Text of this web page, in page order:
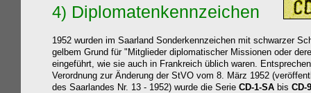
4) Diplomatenkennzeichen
1952 wurden im Saarland Sonderkennzeichen mit schwarzer
gelbem Grund für "Mitglieder diplomatischer Missionen oder
eingeführt, wie sie auch in Frankreich üblich waren.
Verordnung zur Änderung der StVO vom 8. März 1952
des Saarlandes Nr. 13 - 1952) wurde die Serie CD-1-SA bis CD-